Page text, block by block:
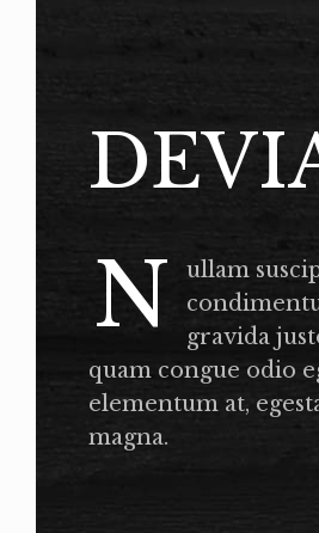
N
ullam
gravida
quam congue odio
elementum at,
magna.